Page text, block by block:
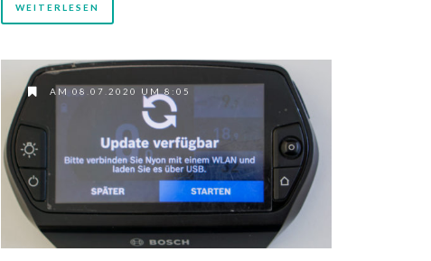
WEITERLESEN
AM 08.07.2020 UM 8:05